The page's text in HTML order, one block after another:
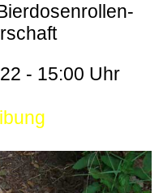
- 15:00 Uhr